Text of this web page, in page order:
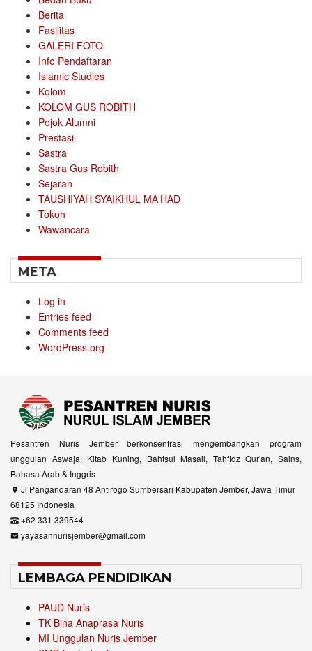
Berita
Fasilitas
GALERI FOTO
Info Pendaftaran
Islamic Studies
Kolom
KOLOM GUS ROBITH
Pojok Alumni
Prestasi
Sastra
Sastra Gus Robith
Sejarah
TAUSHIYAH SYAIKHUL MA'HAD
Tokoh
Wawancara
META
Log in
Entries feed
Comments feed
WordPress.org
Pesantren Nuris Jember berkonsentrasi mengembangkan program
unggulan Aswaja, Kitab Kuning, Bahtsul Masail, Tahfidz Qur'an, Sains,
Bahasa Arab & Inggris
Jl Pangandaran 48 Antirogo Sumbersari Kabupaten Jember, Jawa Timur
68125 Indonesia
+62 331 339544
yayasannurisjember@gmail.com
LEMBAGA PENDIDIKAN
PAUD Nuris
TK Bina Anaprasa Nuris
MI Unggulan Nuris Jember